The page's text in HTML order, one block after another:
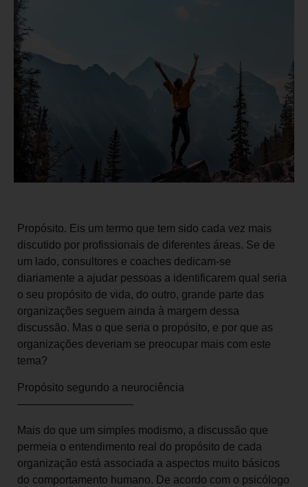
Propósito. Eis um termo que tem sido cada vez mais
discutido por profissionais de diferentes áreas. Se de
um lado, consultores e coaches dedicam-se
diariamente a ajudar pessoas a identificarem qual seria
o seu propósito de vida, do outro, grande parte das
organizações seguem ainda à margem dessa
discussão. Mas o que seria o propósito, e por que as
organizações deveriam se preocupar mais com este
tema?
Propósito segundo a neurociência
——————————–
Mais do que um simples modismo, a discussão que
permeia o entendimento real do propósito de cada
organização está associada a aspectos muito básicos
do comportamento humano. De acordo com o psicólogo